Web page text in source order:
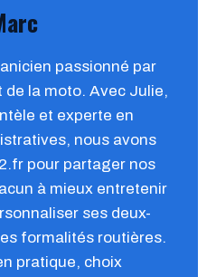
passionné par
de la moto. Avec Julie,
et experte en
nous avons
pour partager nos
à mieux entretenir
ses deux-
formalités routières.
pratique, choix